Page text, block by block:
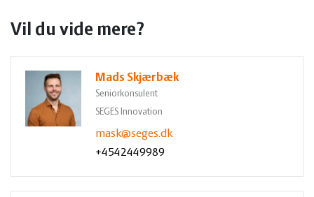
Vil du vide mere?
Mads Skjærbæk
Seniorkonsulent
SEGES Innovation
mask@seges.dk
+4542449989